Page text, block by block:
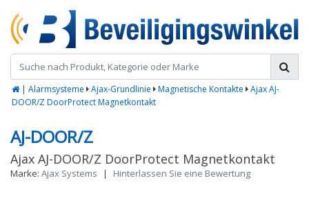
| Alarmsysteme Ajax-Grundlinie Magnetische Kontakte
Ajax AJ-
DOOR/Z DoorProtect Magnetkontakt
AJ-DOOR/Z
Ajax AJ-DOOR/Z DoorProtect Magnetkontakt
Marke: Ajax Systems | Hinterlassen Sie eine Bewertung